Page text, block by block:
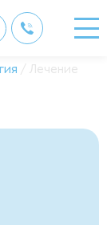
/ Лечение